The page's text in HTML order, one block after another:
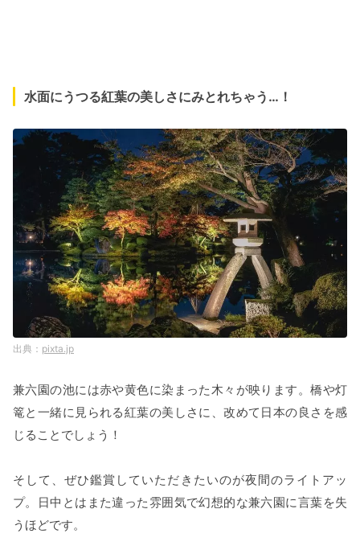
水面にうつる紅葉の美しさにみとれちゃう…！
pixta.jp
兼六園の池には赤や黄色に染まった木々が映ります。橋や灯
篭と一緒に見られる紅葉の美しさに、改めて日本の良さを感
じることでしょう！
そして、ぜひ鑑賞していただきたいのが夜間のライトアッ
プ。日中とはまた違った雰囲気で幻想的な兼六園に言葉を失
うほどです。